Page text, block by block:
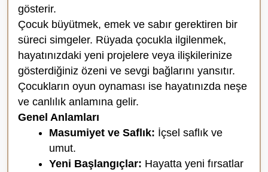
gösterir.
Çocuk büyütmek, emek ve sabır gerektiren bir
süreci simgeler. Rüyada çocukla ilgilenmek,
hayatınızdaki yeni projelere veya ilişkilerinize
gösterdiğiniz özeni ve sevgi bağlarını yansıtır.
Çocukların oyun oynaması ise hayatınızda neşe
ve canlılık anlamına gelir.
Genel Anlamları
Masumiyet ve Saflık: İçsel saflık ve
umut.
Yeni Başlangıçlar: Hayatta yeni fırsatlar